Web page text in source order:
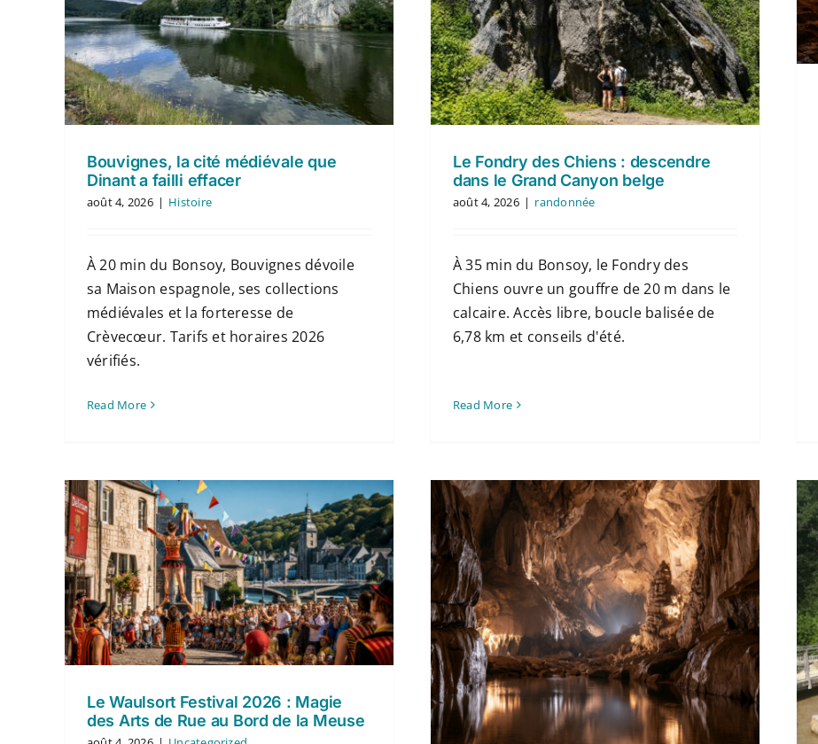
Bouvignes, la cité médiévale que
Dinant a failli effacer
août 4, 2026 | Histoire
À 20 min du Bonsoy, Bouvignes dévoile
sa Maison espagnole, ses collections
médiévales et la forteresse de
Crèvecœur. Tarifs et horaires 2026
vérifiés.
Read More
Le Fondry des Chiens : descendre
dans le Grand Canyon belge
août 4, 2026 | randonnée
À 35 min du Bonsoy, le Fondry des
Chiens ouvre un gouffre de 20 m dans le
calcaire. Accès libre, boucle balisée de
6,78 km et conseils d'été.
Read More
Le Waulsort Festival 2026 : Magie
des Arts de Rue au Bord de la Meuse